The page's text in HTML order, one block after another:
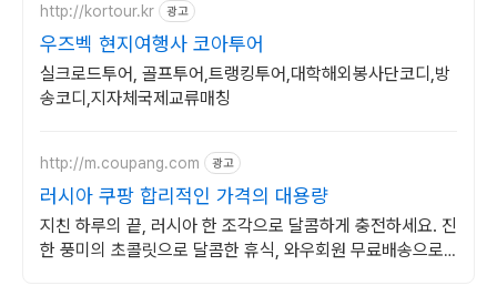
http://kortour.kr 광고
우즈벡 현지여행사 코아투어
실크로드투어, 골프투어,트랭킹투어,대학해외봉사단코디,방
송코디,지자체국제교류매칭
http://m.coupang.com 광고
러시아 쿠팡 합리적인 가격의 대용량
지친 하루의 끝, 러시아 한 조각으로 달콤하게 충전하세요. 진
한 풍미의 초콜릿으로 달콤한 휴식, 와우회원 무료배송으로